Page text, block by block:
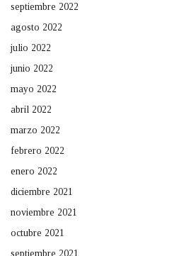
septiembre 2022
agosto 2022
julio 2022
junio 2022
mayo 2022
abril 2022
marzo 2022
febrero 2022
enero 2022
diciembre 2021
noviembre 2021
octubre 2021
septiembre 2021